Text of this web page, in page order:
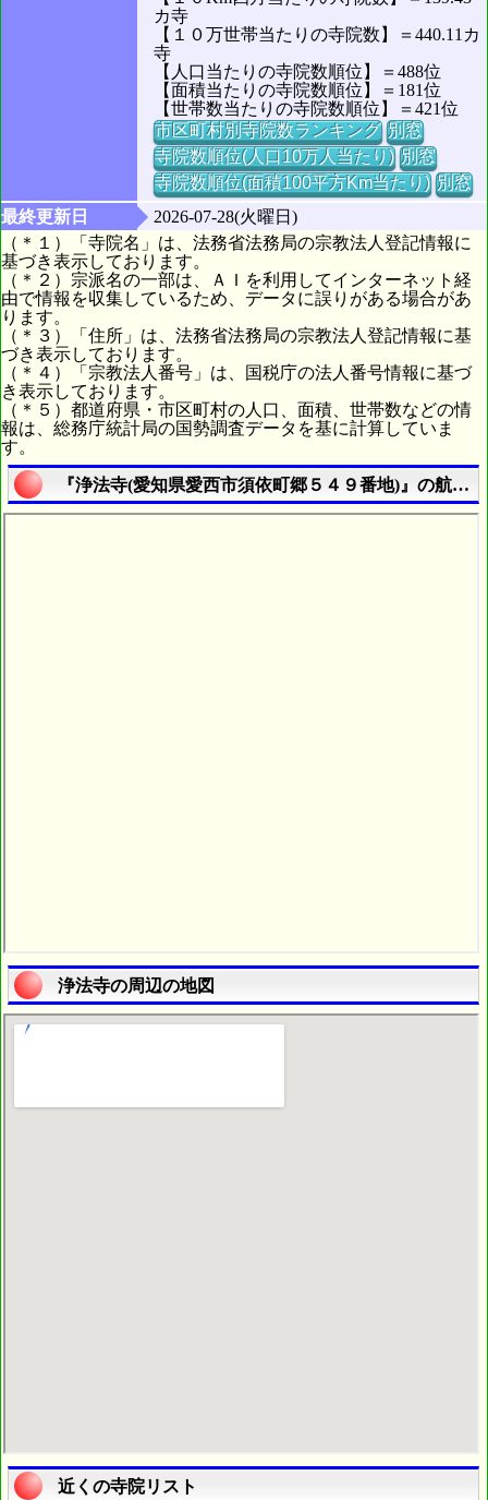
カ寺
【１０万世帯当たりの寺院数】＝440.11カ
寺
【人口当たりの寺院数順位】＝488位
【面積当たりの寺院数順位】＝181位
【世帯数当たりの寺院数順位】＝421位
市区町村別寺院数ランキング 別窓
寺院数順位(人口10万人当たり) 別窓
寺院数順位(面積100平方Km当たり) 別窓
最終更新日
2026-07-28(火曜日)
（＊１）「寺院名」は、法務省法務局の宗教法人登記情報に
基づき表示しております。
（＊２）宗派名の一部は、ＡＩを利用してインターネット経
由で情報を収集しているため、データに誤りがある場合があ
ります。
（＊３）「住所」は、法務省法務局の宗教法人登記情報に基
づき表示しております。
（＊４）「宗教法人番号」は、国税庁の法人番号情報に基づ
き表示しております。
（＊５）都道府県・市区町村の人口、面積、世帯数などの情
報は、総務庁統計局の国勢調査データを基に計算していま
す。
『浄法寺(愛知県愛西市須依町郷５４９番地)』の航空
浄法寺の周辺の地図
近くの寺院リスト